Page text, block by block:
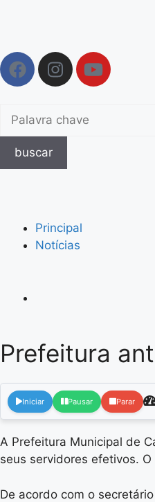
buscar
Principal
Notícias
Prefeitura
Iniciar Pausar Parar
A Prefeitura Municipal de
seus servidores efetivos.
De acordo com o